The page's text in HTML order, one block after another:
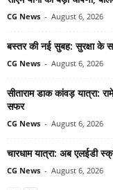
CG News - August 6, 2026
बस्तर की नई सुबह: सुरक्षा के
CG News - August 6, 2026
सीताराम डाक कांवड़ यात्रा:
सफर
CG News - August 6, 2026
चारधाम यात्रा: अब एलईडी
CG News - August 6, 2026